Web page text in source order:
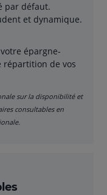
par défaut.
et dynamique.
épargne-
répartition de vos
sur la disponibilité et
consultables en